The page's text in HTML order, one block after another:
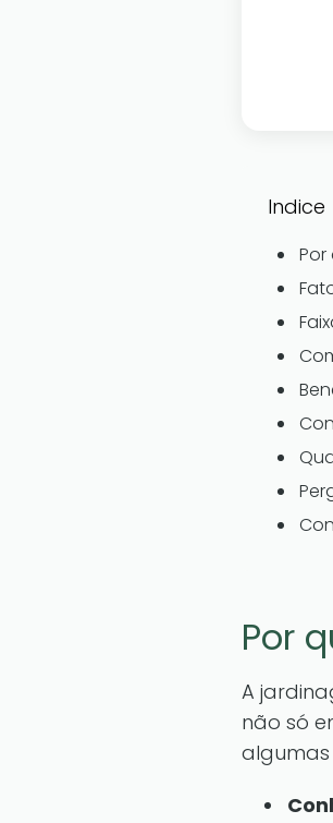
Indice
Por
A
não só